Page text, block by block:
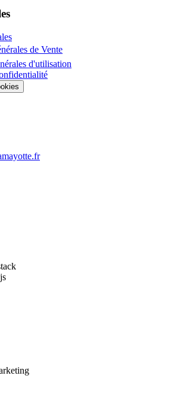
de Vente
d'utilisation